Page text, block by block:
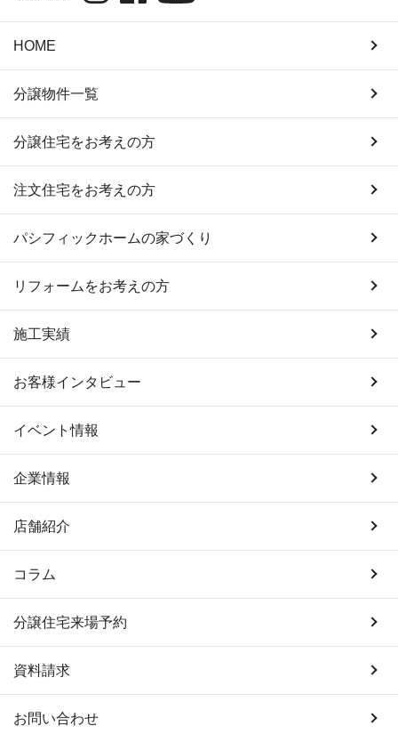
HOME
分譲物件一覧
分譲住宅をお考えの方
注文住宅をお考えの方
パシフィックホームの家づくり
リフォームをお考えの方
施工実績
お客様インタビュー
イベント情報
企業情報
店舗紹介
コラム
分譲住宅来場予約
資料請求
お問い合わせ